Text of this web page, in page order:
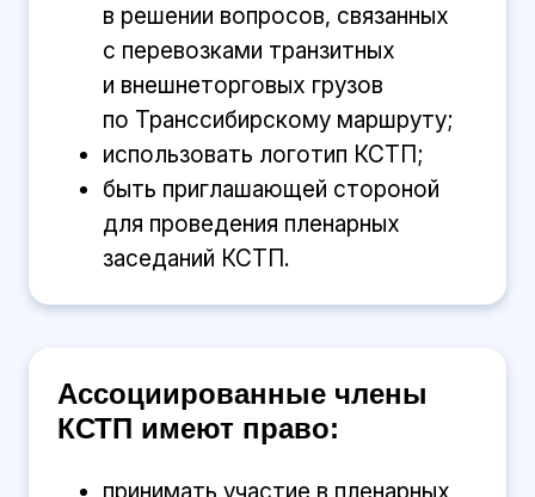
в решении вопросов, связанных
с перевозками транзитных
и внешнеторговых грузов
по Транссибирскому маршруту;
использовать логотип КСТП;
быть приглашающей стороной
для проведения пленарных
заседаний КСТП.
Ассоциированные члены
КСТП имеют право:
принимать участие в пленарных